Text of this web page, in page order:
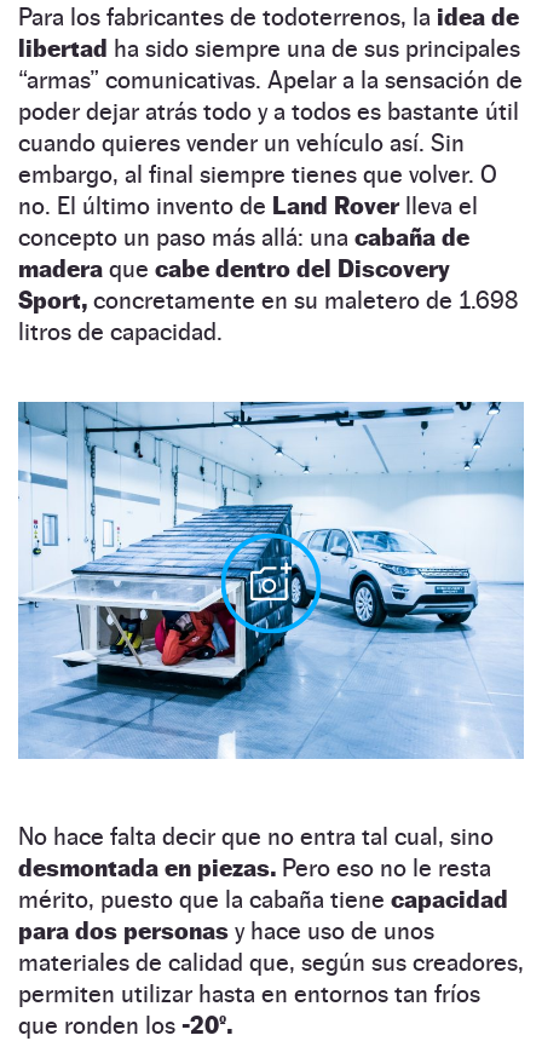
Para los fabricantes de todoterrenos, la idea de
libertad ha sido siempre una de sus principales
“armas” comunicativas. Apelar a la sensación de
poder dejar atrás todo y a todos es bastante útil
cuando quieres vender un vehículo así. Sin
embargo, al final siempre tienes que volver. O
no. El último invento de Land Roverlleva el
concepto un paso más allá: una cabaña de
madera que cabe dentro del Discovery
Sport, concretamente en su maletero de 1.698
litros de capacidad.
No hace falta decir que no entra tal cual, sino
desmontada en piezas. Pero eso no le resta
mérito, puesto que la cabaña tiene capacidad
para dos personas y hace uso de unos
materiales de calidad que, según sus creadores,
permiten utilizar hasta en entornos tan fríos
que ronden los -20º.